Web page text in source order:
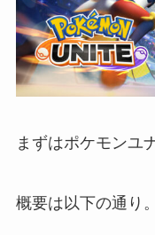
まずはポケモンユ
概要は以下の通り。